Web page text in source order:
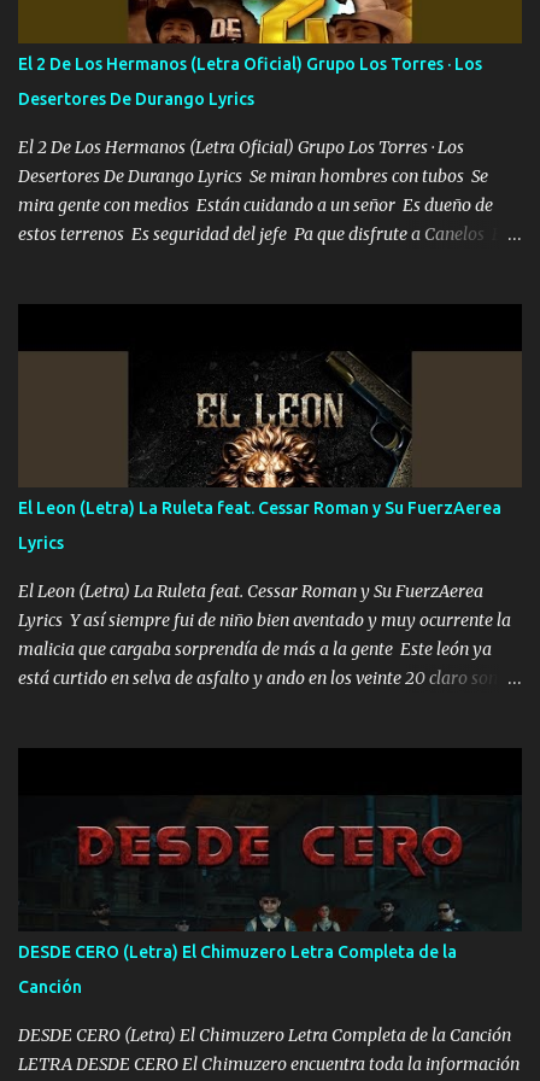
cuenta chequeen gráficas del kitch
El 2 De Los Hermanos (Letra Oficial) Grupo Los Torres · Los
Desertores De Durango Lyrics
El 2 De Los Hermanos (Letra Oficial) Grupo Los Torres · Los
Desertores De Durango Lyrics Se miran hombres con tubos Se
mira gente con medios Están cuidando a un señor Es dueño de
estos terrenos Es seguridad del jefe Pa que disfrute a Canelos Es
ni tampoco las mujeres porque es platica de grandes por eso hay
que estar alegres doy las instrucciones para atender los deberes
Música Si es que salta algún problema de confianza tengo gente
ahí está el Hombre Cuarenta y también Pariente 7 arreglan
cualquier problema no más es cuestión que ordené NOS HACE
FALTA UN HERMANO DE CLAVE ERA EL 24 SIEMPRE FUE UN
HOMBRE VALIENTE POR ALGO M'URIÓ PELEAND0 SIEMPRE
VIO POR LA FAMILIA PARA QUE SIGA EL LEGADO Es el DOS de
los HERMANOS un cerebro inteligente y com...
El Leon (Letra) La Ruleta feat. Cessar Roman y Su FuerzAerea
Lyrics
El Leon (Letra) La Ruleta feat. Cessar Roman y Su FuerzAerea
Lyrics Y así siempre fui de niño bien aventado y muy ocurrente la
malicia que cargaba sorprendía de más a la gente Este león ya
está curtido en selva de asfalto y ando en los veinte 20 claro son
pa más pues hay charola les voy a dar hasta topar pues no hay de
otra Música Surcando bien mi camino voy por mi línea no veo a
los lados aquel que no corre vuela no se me duerm voy chicoteado
Ya pasé varias hazañas ya tienen rato que me agarran el colmillo
de este León los estatales no sé esperaron Al tiro esta la PrimiZa
también la nueve que cargo al lado doy la mano al que su amigo y
al traicionero damos pa abajo Y No me paran aquí hay pa más
pues hay charola les voy a dar hasta topar pues no hay de otra...
DESDE CERO (Letra) El Chimuzero Letra Completa de la
Canción
DESDE CERO (Letra) El Chimuzero Letra Completa de la Canción
LETRA DESDE CERO El Chimuzero encuentra toda la información